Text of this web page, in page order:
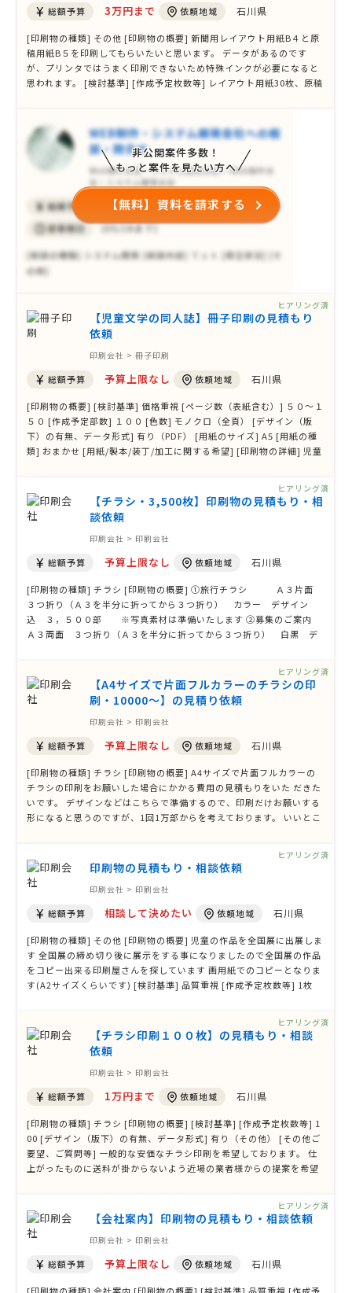
総額予算 3万円まで 依頼地域 石川県
[印刷物の種類] その他 [印刷物の概要] 新聞用レイアウト用紙B４と原
稿用紙B５を印刷してもらいたいと思います。 データがあるのです
が、プリンタではうまく印刷できないため特殊インクが必要になると
思われます。 [検討基準] [作成予定枚数等] レイアウト用紙30枚、原稿
思います。
非公開案件多数！
もっと案件を見たい方へ
【無料】資料を請求する
【児童文学の同人誌】冊子印刷の見積もり
依頼
印刷会社 > 冊子印刷
総額予算 予算上限なし 依頼地域 石川県
[印刷物の概要] [検討基準] 価格重視 [ページ数（表紙含む）] ５０～１
５０ [作成予定部数] １００ [色数] モノクロ（全頁） [デザイン（版
下）の有無、データ形式] 有り（PDF） [用紙のサイズ] A5 [用紙の種
類] おまかせ [用紙/製本/装丁/加工に関する希望] [印刷物の詳細] 児童
ヒアリング済
【チラシ・3,500枚】印刷物の見積もり・相
談依頼
印刷会社 > 印刷会社
総額予算 予算上限なし 依頼地域 石川県
[印刷物の種類] チラシ [印刷物の概要] ①旅行チラシ Ａ３片面
３つ折り（Ａ３を半分に折ってから３つ折り） カラー デザイン
込 ３，５００部 ※写真素材は準備いたします ②募集のご案内
Ａ３両面 ３つ折り（Ａ３を半分に折ってから３つ折り） 白黒 デ
部 [検討基準] 価格重視 …
ヒアリング済
【A4サイズで片面フルカラーのチラシの印
刷・10000〜】の見積り依頼
印刷会社 > 印刷会社
総額予算 予算上限なし 依頼地域 石川県
[印刷物の種類] チラシ [印刷物の概要] A4サイズで片面フルカラーの
チラシの印刷をお願いした場合にかかる費用の見積もりをいた だきた
いです。 デザインなどはこちらで準備するので、印刷だけお願いする
形になると思うのですが、1回1万部からを考えております。 いいとこ
00〜 [デザ …
ヒアリング済
印刷物の見積もり・相談依頼
印刷会社 > 印刷会社
総額予算 相談して決めたい 依頼地域 石川県
[印刷物の種類] その他 [印刷物の概要] 児童の作品を全国展に出展しま
す 全国展の締め切り後に展示をする事になりましたので全国展の作品
をコピー出来る印刷屋さんを探しています 画用紙でのコピーとなりま
す(A2サイズくらいです) [検討基準] 品質重視 [作成予定枚数等] 1枚
ヒアリング済
【チラシ印刷１００枚】の見積もり・相談
依頼
印刷会社 > 印刷会社
総額予算 1万円まで 依頼地域 石川県
[印刷物の種類] チラシ [印刷物の概要] [検討基準] [作成予定枚数等] 1
00 [デザイン（版下）の有無、データ形式] 有り（その他） [その他ご
要望、ご質問等] 一般的な安価なチラシ印刷を希望しております。 仕
上がったものに送料が掛からないよう近場の業者様からの提案を希望
ヒアリング済
【会社案内】印刷物の見積もり・相談依頼
印刷会社 > 印刷会社
総額予算 予算上限なし 依頼地域 石川県
ヒアリング済